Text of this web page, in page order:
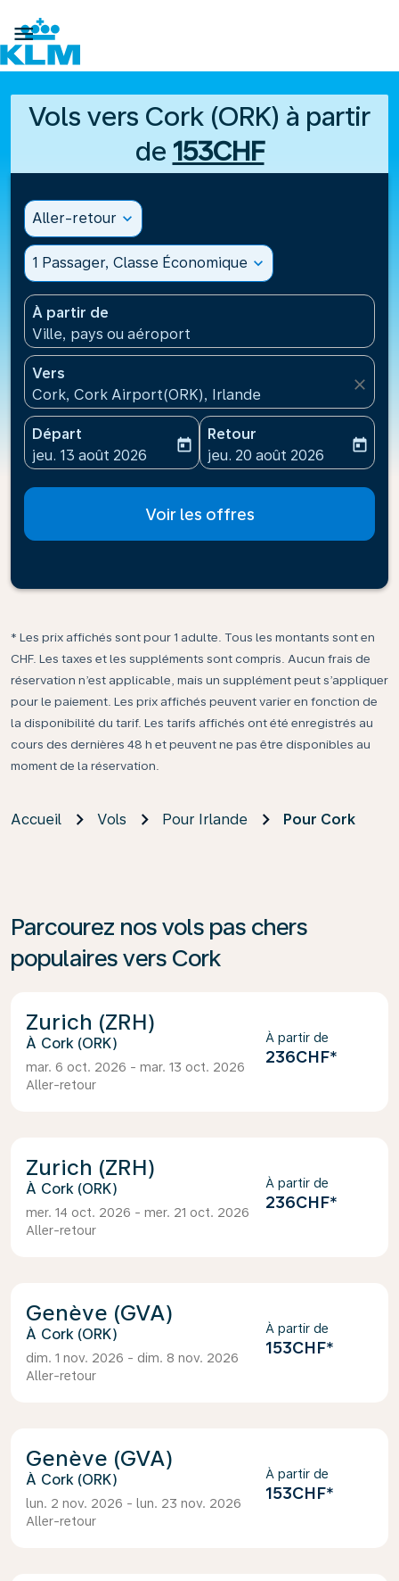

Vols vers Cork (ORK) à partir
de 153CHF
Aller-retour expand_more
1 Passager, Classe Économique expand_more
À partir de
Ville, pays ou aéroport
Vers
Cork, Cork Airport(ORK), Irlande
close
Départ
fc-booking-departure-date-aria-label
jeu. 13 août 2026
today
Retour
fc-booking-return-date-
jeu. 20 août 2026
today
Voir les offres
* Les prix affichés sont pour 1 adulte. Tous les montants sont en
CHF. Les taxes et les suppléments sont compris. Aucun frais de
réservation n’est applicable, mais un supplément peut s’appliquer
pour le paiement. Les prix affichés peuvent varier en fonction de
la disponibilité du tarif. Les tarifs affichés ont été enregistrés au
cours des dernières 48 h et peuvent ne pas être disponibles au
moment de la réservation.
Accueil Vols Pour Irlande Pour Cork
Parcourez nos vols pas chers
populaires vers Cork
Zurich (ZRH)
Cork (ORK)
mar. 6 oct. 2026 - mar. 13 oct. 2026
Aller-retour
À partir de
236CHF*
Zurich (ZRH)
Cork (ORK)
mer. 14 oct. 2026 - mer. 21 oct. 2026
Aller-retour
À partir de
236CHF*
Genève (GVA)
Cork (ORK)
dim. 1 nov. 2026 - dim. 8 nov. 2026
Aller-retour
À partir de
153CHF*
Genève (GVA)
Cork (ORK)
lun. 2 nov. 2026 - lun. 23 nov. 2026
Aller-retour
À partir de
153CHF*